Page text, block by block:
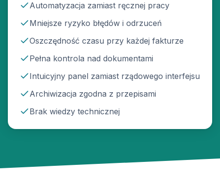
Automatyzacja zamiast ręcznej pracy
Mniejsze ryzyko błędów i odrzuceń
Oszczędność czasu przy każdej fakturze
Pełna kontrola nad dokumentami
Intuicyjny panel zamiast rządowego interfejsu
Archiwizacja zgodna z przepisami
Brak wiedzy technicznej